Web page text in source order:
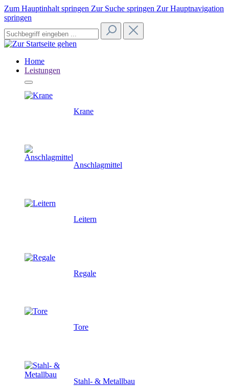
Zum Hauptinhalt springen Zur Suche springen Zur Hauptnavigation
springen
Home
Leistungen
Krane
Anschlagmittel
Leitern
Regale
Tore
Stahl- & Metallbau